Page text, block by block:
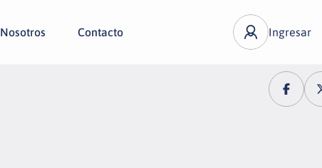
Nosotros Contacto Ingresar